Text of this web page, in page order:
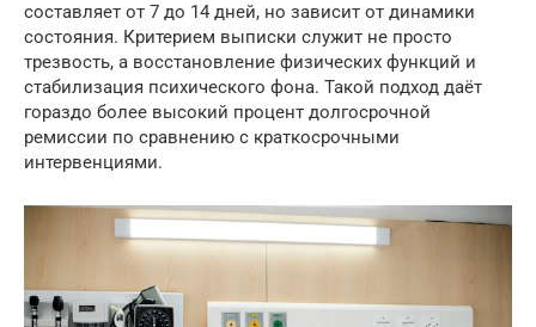
составляет от 7 до 14 дней, но зависит от динамики
состояния. Критерием выписки служит не просто
трезвость, а восстановление физических функций и
стабилизация психического фона. Такой подход даёт
гораздо более высокий процент долгосрочной
ремиссии по сравнению с краткосрочными
интервенциями.